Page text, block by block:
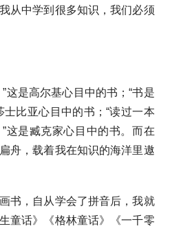
从中学到很多知识，我们必须
这是高尔基心目中的书；“书是
比亚心目中的书；“读过一本
这是臧克家心目中的书。而在
舟，载着我在知识的海洋里遨
书，自从学会了拼音后，我就
童话》《格林童话》《一千零